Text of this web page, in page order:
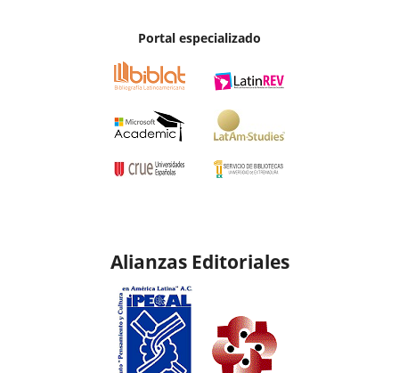
Portal especializado
Alianzas Editoriales